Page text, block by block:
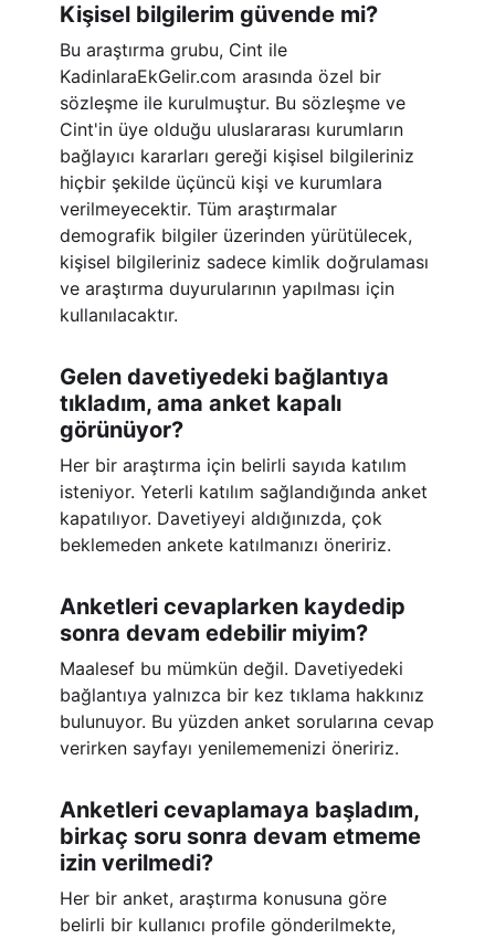
Kişisel bilgilerim güvende mi?
Bu araştırma grubu, Cint ile
KadinlaraEkGelir.com arasında özel bir
sözleşme ile kurulmuştur. Bu sözleşme ve
Cint'in üye olduğu uluslararası kurumların
bağlayıcı kararları gereği kişisel bilgileriniz
hiçbir şekilde üçüncü kişi ve kurumlara
verilmeyecektir. Tüm araştırmalar
demografik bilgiler üzerinden yürütülecek,
kişisel bilgileriniz sadece kimlik doğrulaması
ve araştırma duyurularının yapılması için
kullanılacaktır.
Gelen davetiyedeki bağlantıya
tıkladım, ama anket kapalı
görünüyor?
Her bir araştırma için belirli sayıda katılım
isteniyor. Yeterli katılım sağlandığında anket
kapatılıyor. Davetiyeyi aldığınızda, çok
beklemeden ankete katılmanızı öneririz.
Anketleri cevaplarken kaydedip
sonra devam edebilir miyim?
Maalesef bu mümkün değil. Davetiyedeki
bağlantıya yalnızca bir kez tıklama hakkınız
bulunuyor. Bu yüzden anket sorularına cevap
verirken sayfayı yenilememenizi öneririz.
Anketleri cevaplamaya başladım,
birkaç soru sonra devam etmeme
izin verilmedi?
Her bir anket, araştırma konusuna göre
belirli bir kullanıcı profile gönderilmekte,